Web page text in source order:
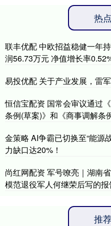
热
联丰优配 中欧招益稳健一年
润56.73万元 净值增长率
易投优配 关于产业发展，雷
恒信宝配资 国常会审议通过
条例(草案)》和《商事调解条
金策略 AI争霸已切换至“能源
力缺口达20%！
尚红网配资 军号嘹亮｜湖南
模范退役军人何继荣后写的报
推